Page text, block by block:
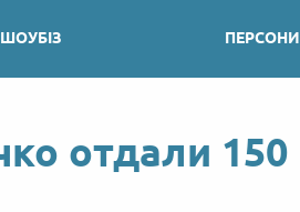
ШОУБІЗ ПЕРСОНИ
отдали 150